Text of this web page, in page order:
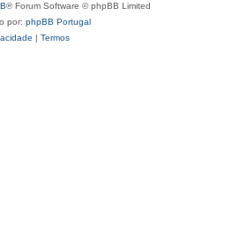
® Forum Software © phpBB Limited
por: phpBB Portugal
| Termos